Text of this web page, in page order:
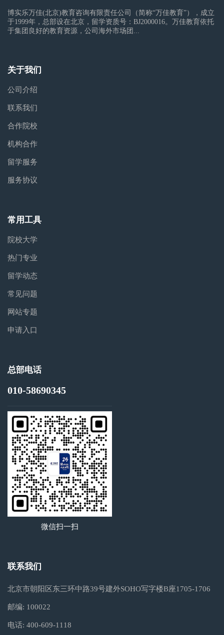
博实乐万佳(北京)教育咨询有限责任公司（简称“万佳教育”），成立
于1999年，总部设在北京，留学资质号：BJ2000016。万佳教育依托
于集团良好的教育资源，公司海外市场团...
关于我们
公司介绍
联系我们
合作院校
机构合作
留学服务
服务协议
常用工具
院校大学
热门专业
留学动态
常见问题
网站专题
申请入口
总部电话
010-58690345
微信扫一扫
联系我们
北京市朝阳区东三环中路39号建外SOHO写字楼B座1705-1706
邮编: 100022
电话: 400-609-1118